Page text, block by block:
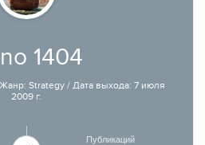
1404
Strategy / Дата выхода: 7 июля
2009 г.
Публикаций